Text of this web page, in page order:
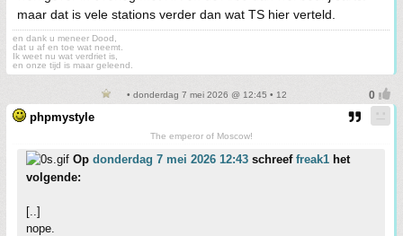
maar dat is vele stations verder dan wat TS hier verteld.
en dank u meneer Dood,
dat u af en toe wat neemt.
Ik weet nu wat verdriet is,
en onze tijd is maar geleend.
• donderdag 7 mei 2026 @ 12:45 • 12
phpmystyle
The emperor of Moscow!
Op donderdag 7 mei 2026 12:43 schreef freak1 het
volgende:
[..]
nope.